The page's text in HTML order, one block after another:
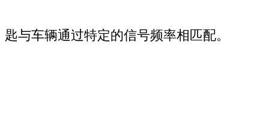
匙与车辆通过特定的信号频率相匹配。